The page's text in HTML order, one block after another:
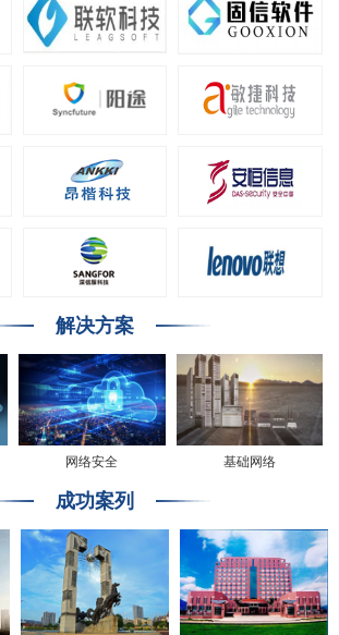
解决方案
网络安全 基础网络
成功案列